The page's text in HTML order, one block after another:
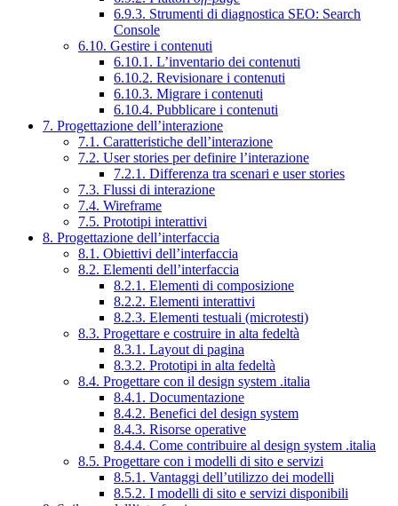
6.9.3. Strumenti di diagnostica SEO: Search
Console
6.10. Gestire i contenuti
6.10.1. L’inventario dei contenuti
6.10.2. Revisionare i contenuti
6.10.3. Migrare i contenuti
6.10.4. Pubblicare i contenuti
7. Progettazione dell’interazione
7.1. Caratteristiche dell’interazione
7.2. User stories per definire l’interazione
7.2.1. Differenza tra scenari e user stories
7.3. Flussi di interazione
7.4. Wireframe
7.5. Prototipi interattivi
8. Progettazione dell’interfaccia
8.1. Obiettivi dell’interfaccia
8.2. Elementi dell’interfaccia
8.2.1. Elementi di composizione
8.2.2. Elementi interattivi
8.2.3. Elementi testuali (microtesti)
8.3. Progettare e costruire in alta fedeltà
8.3.1. Layout di pagina
8.3.2. Prototipi in alta fedeltà
8.4. Progettare con il design system .italia
8.4.1. Documentazione
8.4.2. Benefici del design system
8.4.3. Risorse operative
8.4.4. Come contribuire al design system .italia
8.5. Progettare con i modelli di sito e servizi
8.5.1. Vantaggi dell’utilizzo dei modelli
8.5.2. I modelli di sito e servizi disponibili